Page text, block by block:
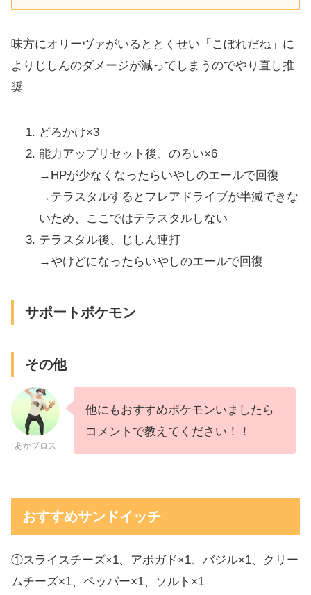
味方にオリーヴァがいるととくせい「こぼれだね」に
よりじしんのダメージが減ってしまうのでやり直し推
奨
どろかけ×3
能力アップリセット後、のろい×6
→HPが少なくなったらいやしのエールで回復
→テラスタルするとフレアドライブが半減できな
いため、ここではテラスタルしない
テラスタル後、じしん連打
→やけどになったらいやしのエールで回復
サポートポケモン
その他
あかブロス
他にもおすすめポケモンいましたら
コメントで教えてください！！
おすすめサンドイッチ
①スライスチーズ×1、アボガド×1、バジル×1、クリー
ムチーズ×1、ペッパー×1、ソルト×1